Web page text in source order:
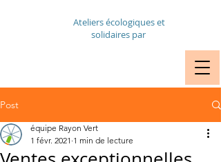
Ateliers écologiques et
solidaires par
Post
équipe Rayon Vert
1 févr. 2021 1 min de lecture